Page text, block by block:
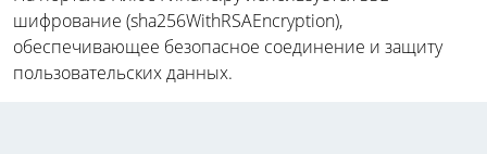
шифрование (sha256WithRSAEncryption),
обеспечивающее безопасное соединение и защиту
пользовательских данных.